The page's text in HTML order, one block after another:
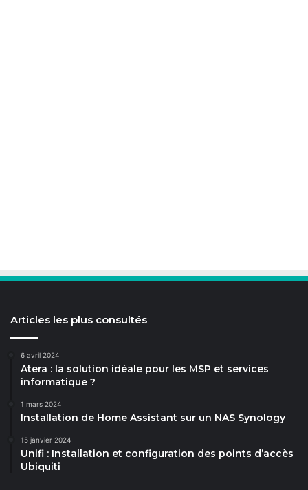
Articles les plus consultés
6 avril 2024
Atera : la solution idéale pour les MSP et services
informatique ?
1 mars 2024
Installation de Home Assistant sur un NAS Synology
15 janvier 2024
Unifi : Installation et configuration des points d’accès
Ubiquiti